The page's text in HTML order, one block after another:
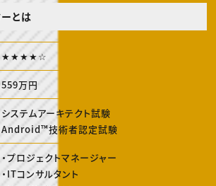
ビュー
トップ
からのお知らせ
フェッショナル×つながる×メディア
とは
★★★★☆
559万円
システムアーキテクト試験
Android™技術者認定試験
・プロジェクトマネージャー
・ITコンサルタント